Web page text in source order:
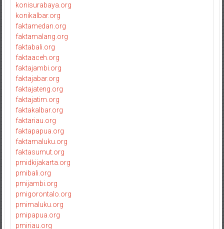
konisurabaya.org
konikalbar.org
faktamedan.org
faktamalang.org
faktabali.org
faktaaceh.org
faktajambi.org
faktajabar.org
faktajateng.org
faktajatim.org
faktakalbar.org
faktariau.org
faktapapua.org
faktamaluku.org
faktasumut.org
pmidkijakarta.org
pmibali.org
pmijambi.org
pmigorontalo.org
pmimaluku.org
pmipapua.org
pmiriau.org